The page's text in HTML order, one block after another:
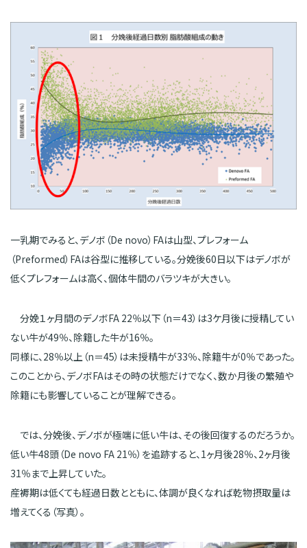
一乳期でみると、デノボ（De novo）FAは山型、プレフォーム
（Preformed）FAは谷型に推移している。分娩後60日以下はデノボが
低くプレフォームは高く、個体牛間のバラツキが大きい。
分娩１ヶ月間のデノボFA 22％以下（n＝43）は3ケ月後に授精してい
ない牛が49％、除籍した牛が16％。
同様に、28％以上（n＝45）は未授精牛が33％、除籍牛が0％であった。
このことから、デノボFAはその時の状態だけでなく、数か月後の繁殖や
除籍にも影響していることが理解できる。
では、分娩後、デノボが極端に低い牛は、その後回復するのだろうか。
低い牛48頭（De novo FA 21％）を追跡すると、1ヶ月後28％、2ヶ月後
31％まで上昇していた。
産褥期は低くても経過日数とともに、体調が良くなれば乾物摂取量は
増えてくる（写真）。